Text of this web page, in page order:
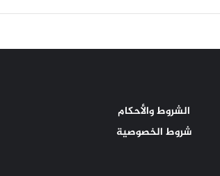
الشروط والأحكام
شروط الخصوصية